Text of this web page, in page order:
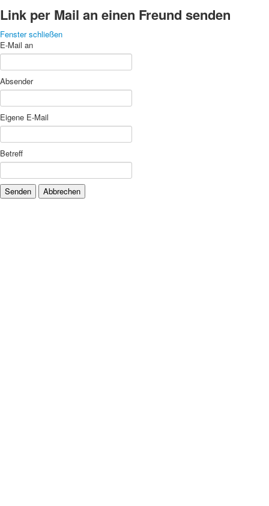
Link per Mail an einen Freund senden
Fenster schließen
E-Mail an
Absender
Eigene E-Mail
Betreff
Senden Abbrechen